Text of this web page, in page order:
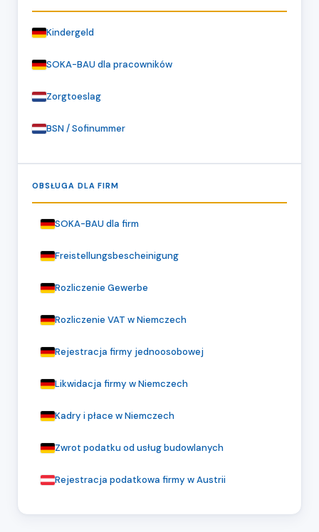
Kindergeld
SOKA-BAU dla pracowników
Zorgtoeslag
BSN / Sofinummer
OBSŁUGA DLA FIRM
SOKA-BAU dla firm
Freistellungsbescheinigung
Rozliczenie Gewerbe
Rozliczenie VAT w Niemczech
Rejestracja firmy jednoosobowej
Likwidacja firmy w Niemczech
Kadry i płace w Niemczech
Zwrot podatku od usług budowlanych
Rejestracja podatkowa firmy w Austrii